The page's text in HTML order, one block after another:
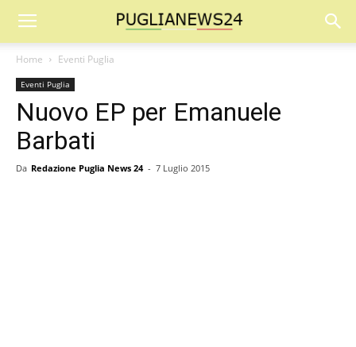
Home Eventi Puglia
Eventi Puglia
Nuovo EP per Emanuele
Barbati
Da Redazione Puglia News 24 - 7 Luglio 2015